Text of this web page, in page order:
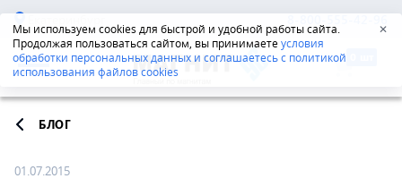
Мы используем cookies для быстрой и удобной работы сайта.
Продолжая пользоваться сайтом, вы принимаетеусловия
обработки персональных данных и соглашаетесь с политикой
использования файлов cookies
✕
Екатеринбург 8-800-555-42-96
БЛОГ
01.07.2015